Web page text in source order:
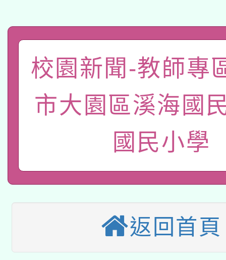
礎課程
「數位內容與教學軟體
有關大陸委員會函釋公
薪期間赴陸應申請許可
轉知經濟部水利署委託
業技術研究院辦理「
用水績優單位及節水達
115年8月22日(星期六
本校115學年度第2次
招甄選結果公告(無人
適應運動共學行動站研
本館辦理115年度閱讀
校園新聞-教師專
市大園區溪海國
國民小學
返回首頁